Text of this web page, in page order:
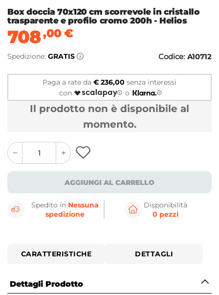
Box doccia 70x120 cm scorrevole in cristallo
trasparente e profilo cromo 200h - Helios
708,00€
Spedizione: GRATIS Codice: A10712
Paga a rate da € 236,00 senza interessi
con
o
Il prodotto non è disponibile al
momento.
quantity
button
quantity
minus
button
AGGIUNGI AL CARRELLO
Spedito in Nessuna
spedizione
Disponibilità
0 pezzi
CARATTERISTICHE DETTAGLI
Dettagli Prodotto